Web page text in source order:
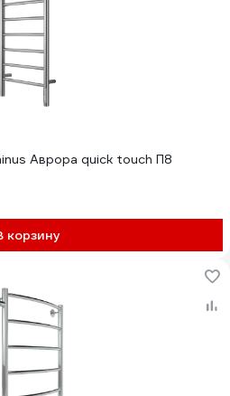
Аврора quick touch П8
корзину